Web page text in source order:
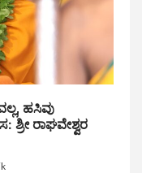
ಹಸಿವು
ರಾಘವೇಶ್ವರ